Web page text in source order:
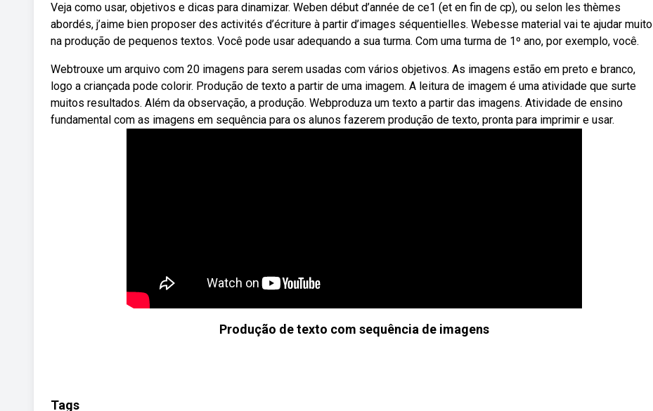
Veja como usar, objetivos e dicas para dinamizar. Weben début d’année de ce1 (et en fin de cp), ou selon les thèmes
abordés, j’aime bien proposer des activités d’écriture à partir d’images séquentielles. Webesse material vai te ajudar muito
na produção de pequenos textos. Você pode usar adequando a sua turma. Com uma turma de 1º ano, por exemplo, você.
Webtrouxe um arquivo com 20 imagens para serem usadas com vários objetivos. As imagens estão em preto e branco,
logo a criançada pode colorir. Produção de texto a partir de uma imagem. A leitura de imagem é uma atividade que surte
muitos resultados. Além da observação, a produção. Webproduza um texto a partir das imagens. Atividade de ensino
fundamental com as imagens em sequência para os alunos fazerem produção de texto, pronta para imprimir e usar.
Produção de texto com sequência de imagens
Tags